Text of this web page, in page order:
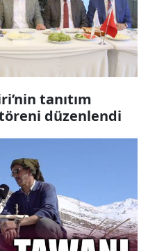
tanıtım
düzenlendi